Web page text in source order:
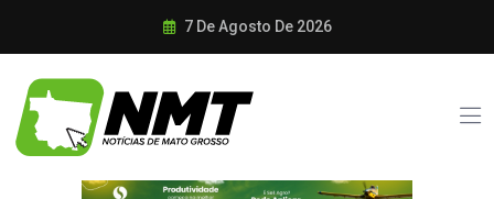
7 De Agosto De 2026